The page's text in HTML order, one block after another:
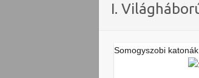
I.
Somogyszobi